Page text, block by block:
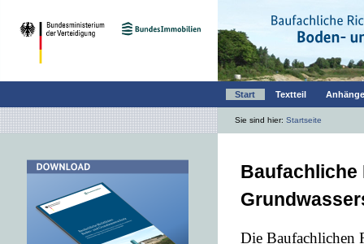
Start Textteil
Sie sind hier: Startseite
Baufachliche
Die Baufachlichen